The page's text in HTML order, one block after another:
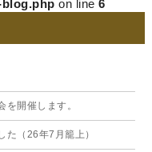
on line6
を開催します。
た（26年7月籠上）